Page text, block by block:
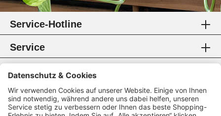
Service-Hotline
Service
Information
Rechtliches